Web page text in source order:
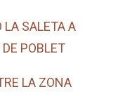
LA SALETA A
POBLET
LA ZONA